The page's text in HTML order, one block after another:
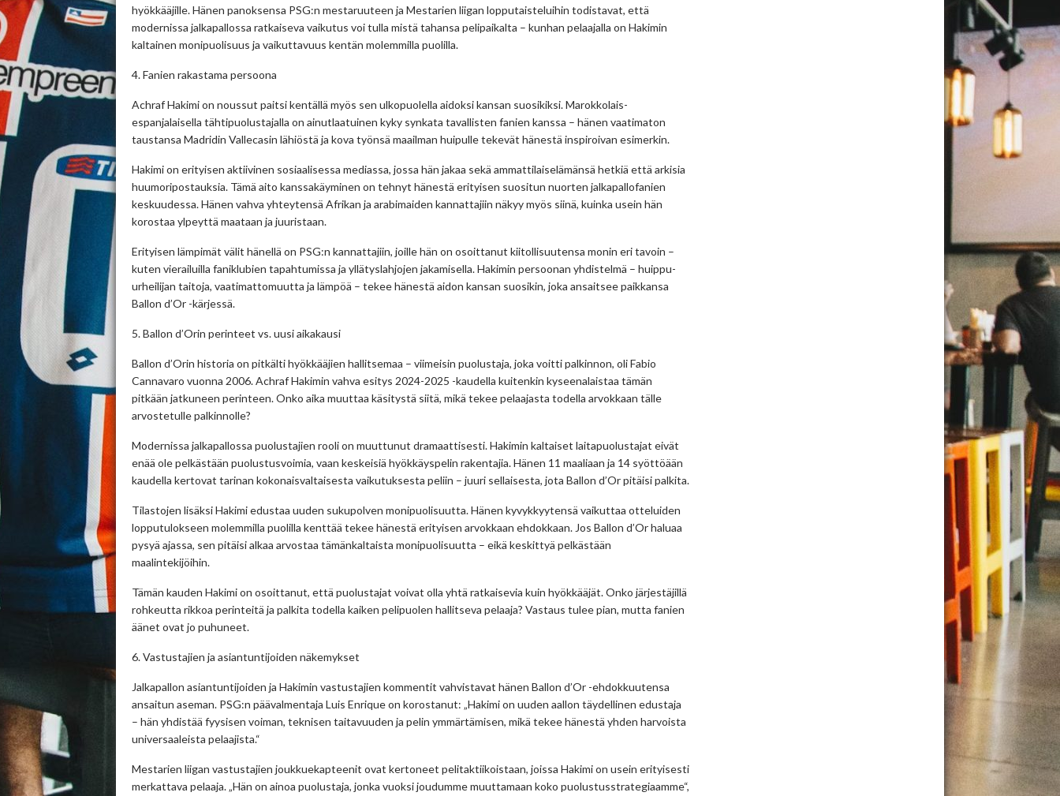
hyökkääjille. Hänen panoksensa PSG:n mestaruuteen ja Mestarien liigan lopputaisteluihin todistavat, että
modernissa jalkapallossa ratkaiseva vaikutus voi tulla mistä tahansa pelipaikalta – kunhan pelaajalla on Hakimin
kaltainen monipuolisuus ja vaikuttavuus kentän molemmilla puolilla.
4. Fanien rakastama persoona
Achraf Hakimi on noussut paitsi kentällä myös sen ulkopuolella aidoksi kansan suosikiksi. Marokkolais-
espanjalaisella tähtipuolustajalla on ainutlaatuinen kyky synkata tavallisten fanien kanssa – hänen vaatimaton
taustansa Madridin Vallecasin lähiöstä ja kova työnsä maailman huipulle tekevät hänestä inspiroivan esimerkin.
Hakimi on erityisen aktiivinen sosiaalisessa mediassa, jossa hän jakaa sekä ammattilaiselämänsä hetkiä että arkisia
huumoripostauksia. Tämä aito kanssakäyminen on tehnyt hänestä erityisen suositun nuorten jalkapallofanien
keskuudessa. Hänen vahva yhteytensä Afrikan ja arabimaiden kannattajiin näkyy myös siinä, kuinka usein hän
korostaa ylpeyttä maataan ja juuristaan.
Erityisen lämpimät välit hänellä on PSG:n kannattajiin, joille hän on osoittanut kiitollisuutensa monin eri tavoin –
kuten vierailuilla faniklubien tapahtumissa ja yllätyslahjojen jakamisella. Hakimin persoonan yhdistelmä – huippu-
urheilijan taitoja, vaatimattomuutta ja lämpöä – tekee hänestä aidon kansan suosikin, joka ansaitsee paikkansa
Ballon d’Or -kärjessä.
5. Ballon d’Orin perinteet vs. uusi aikakausi
Ballon d’Orin historia on pitkälti hyökkääjien hallitsemaa – viimeisin puolustaja, joka voitti palkinnon, oli Fabio
Cannavaro vuonna 2006. Achraf Hakimin vahva esitys 2024-2025 -kaudella kuitenkin kyseenalaistaa tämän
pitkään jatkuneen perinteen. Onko aika muuttaa käsitystä siitä, mikä tekee pelaajasta todella arvokkaan tälle
arvostetulle palkinnolle?
Modernissa jalkapallossa puolustajien rooli on muuttunut dramaattisesti. Hakimin kaltaiset laitapuolustajat eivät
enää ole pelkästään puolustusvoimia, vaan keskeisiä hyökkäyspelin rakentajia. Hänen 11 maaliaan ja 14 syöttöään
kaudella kertovat tarinan kokonaisvaltaisesta vaikutuksesta peliin – juuri sellaisesta, jota Ballon d’Or pitäisi palkita.
Tilastojen lisäksi Hakimi edustaa uuden sukupolven monipuolisuutta. Hänen kyvykkyytensä vaikuttaa otteluiden
lopputulokseen molemmilla puolilla kenttää tekee hänestä erityisen arvokkaan ehdokkaan. Jos Ballon d’Or haluaa
pysyä ajassa, sen pitäisi alkaa arvostaa tämänkaltaista monipuolisuutta – eikä keskittyä pelkästään
maalintekijöihin.
Tämän kauden Hakimi on osoittanut, että puolustajat voivat olla yhtä ratkaisevia kuin hyökkääjät. Onko järjestäjillä
rohkeutta rikkoa perinteitä ja palkita todella kaiken pelipuolen hallitseva pelaaja? Vastaus tulee pian, mutta fanien
äänet ovat jo puhuneet.
6. Vastustajien ja asiantuntijoiden näkemykset
Jalkapallon asiantuntijoiden ja Hakimin vastustajien kommentit vahvistavat hänen Ballon d’Or -ehdokkuutensa
ansaitun aseman. PSG:n päävalmentaja Luis Enrique on korostanut: „Hakimi on uuden aallon täydellinen edustaja
– hän yhdistää fyysisen voiman, teknisen taitavuuden ja pelin ymmärtämisen, mikä tekee hänestä yhden harvoista
universaaleista pelaajista.“
Mestarien liigan vastustajien joukkuekapteenit ovat kertoneet pelitaktiikoistaan, joissa Hakimi on usein erityisesti
merkattava pelaaja. „Hän on ainoa puolustaja, jonka vuoksi joudumme muuttamaan koko puolustusstrategiaamme“,